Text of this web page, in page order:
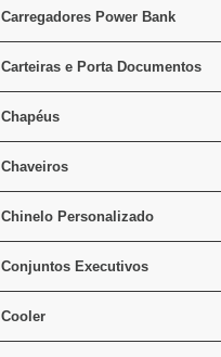
Carregadores Power Bank
Carteiras e Porta Documentos
Chapéus
Chaveiros
Chinelo Personalizado
Conjuntos Executivos
Cooler